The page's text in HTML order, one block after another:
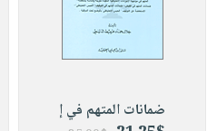
ضمانات المتهم في إ